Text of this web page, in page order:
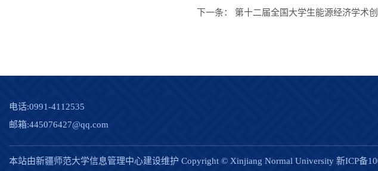
下一条： 第十二届全国大学生能源经济学术
电话:0991-4112535
邮箱:445076427@qq.com
本站由新疆师范大学信息管理中心建设维护 Copyright © Xinjiang Normal University 新ICP备